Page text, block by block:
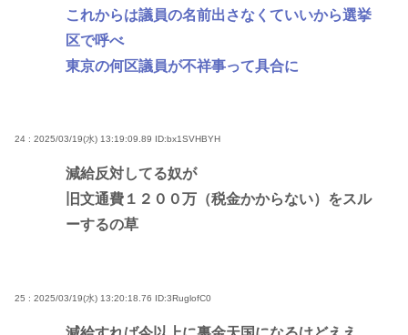
これからは議員の名前出さなくていいから選挙
区で呼べ
東京の何区議員が不祥事って具合に
24 : 2025/03/19(水) 13:19:09.89 ID:bx1SVHBYH
減給反対してる奴が
旧文通費１２００万（税金かからない）をスル
ーするの草
25 : 2025/03/19(水) 13:20:18.76 ID:3RuglofC0